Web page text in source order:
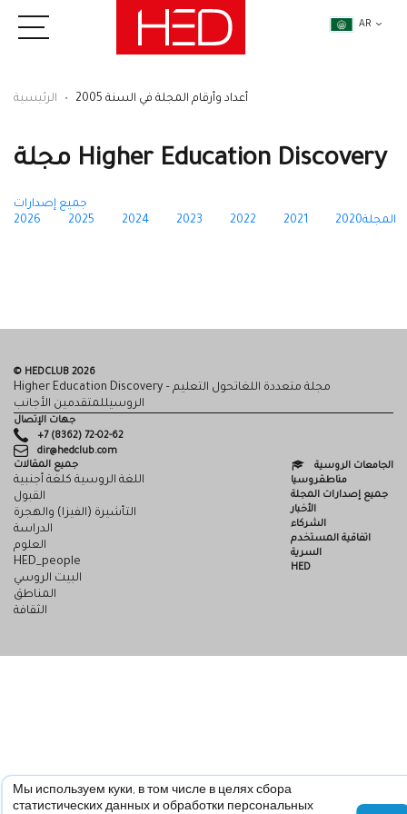
AR
الرئيسية أعداد وأرقام المجلة في السنة 2005
مجلة Higher Education Discovery
جميع إصدارات
المجلة
2026 2025 2024 2023 2022 2021 2020
© HEDCLUB 2026
Higher Education Discovery – مجلة متعددة اللغاتحول التعليم
الروسيللمتقدمين الأجانب
جهات الإتصال
+7 (8362) 72-02-62
dir@hedclub.com
جميع المقالات
اللغة الروسية كلغة أجنبية
القبول
التأشيرة (الفيزا) والهجرة
الدراسة
العلوم
HED_people
البيت الروسي
المناطق
الثقافة
الجامعات الروسية
مناطقروسيا
جميع إصدارات المجلة
الأخبار
الشركاء
اتفاقية المستخدم
السرية
HED
Мы используем куки, в том числе в целях сбора
статистических данных и обработки персональных